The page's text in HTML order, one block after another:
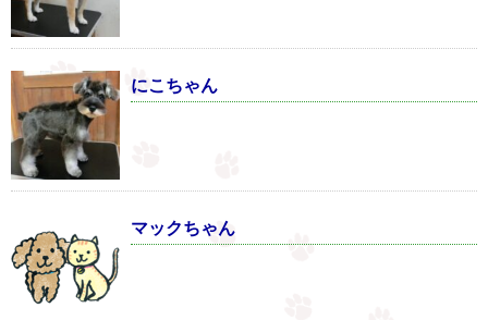
にこちゃん
マックちゃん